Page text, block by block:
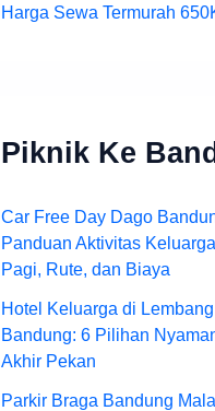
Harga Sewa Termurah
Piknik Ke
Car Free Day Dago
Panduan Aktivitas
Pagi, Rute, dan Biaya
Hotel Keluarga di Lembang
Bandung: 6 Pilihan
Akhir Pekan
Parkir Braga Bandung